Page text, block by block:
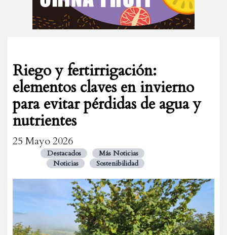
Riego y fertirrigación:
elementos claves en invierno
para evitar pérdidas de agua y
nutrientes
25 Mayo 2026
Destacados
Más Noticias
Noticias
Sostenibilidad